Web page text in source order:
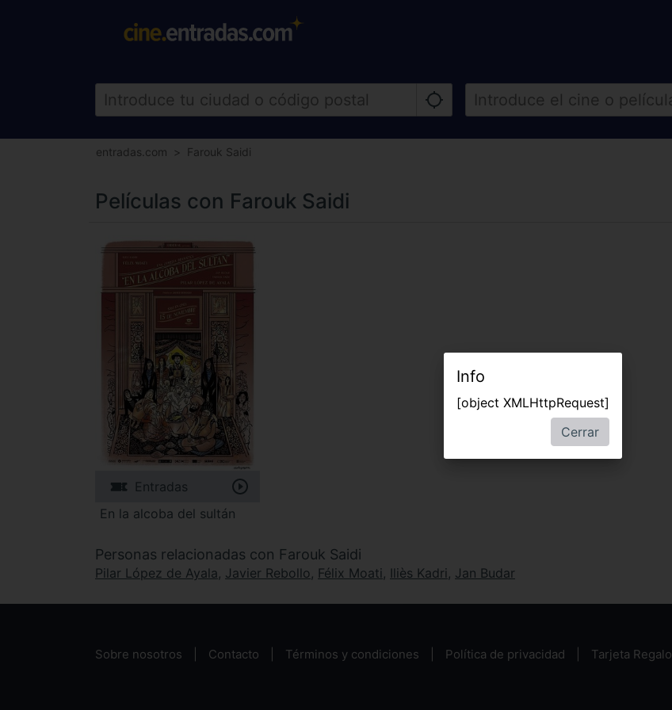
entradas.com Farouk Saidi
Películas con Farouk Saidi
Entradas
En la alcoba del sultán
Personas relacionadas con Farouk Saidi
Pilar López de Ayala, Javier Rebollo, Félix Moati, Iliès Kadri, Jan Budar
Sobre nosotros Contacto Términos y condiciones Política de privacidad Tarjeta Regalo
Info
[object XMLHttpRequest]
Cerrar